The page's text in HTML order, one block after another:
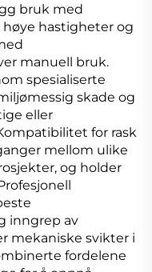
bruk med
hastigheter og
manuell bruk.
spesialiserte
skade og
eller
for rask
mellom ulike
og holder
inngrep av
mekaniske svikter i
fordelene